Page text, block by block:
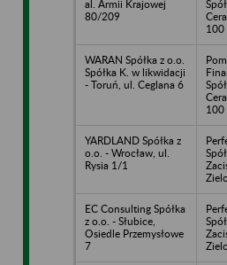
al. Armii Krajowej
80/209
100
WARAN Spółka z o.o.
Spółka K. w likwidacji
- Toruń, ul. Ceglana 6
100
YARDLAND Spółka z
o.o. - Wrocław, ul.
Rysia 1/1
EC Consulting Spółka
z o.o. - Słubice,
Osiedle Przemysłowe
7